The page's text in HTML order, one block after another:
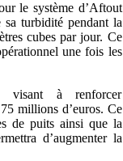
le système d’Aftout
turbidité pendant la
cubes par jour. Ce
une fois les
visant à renforcer
millions d’euros. Ce
de puits ainsi que la
d’augmenter la